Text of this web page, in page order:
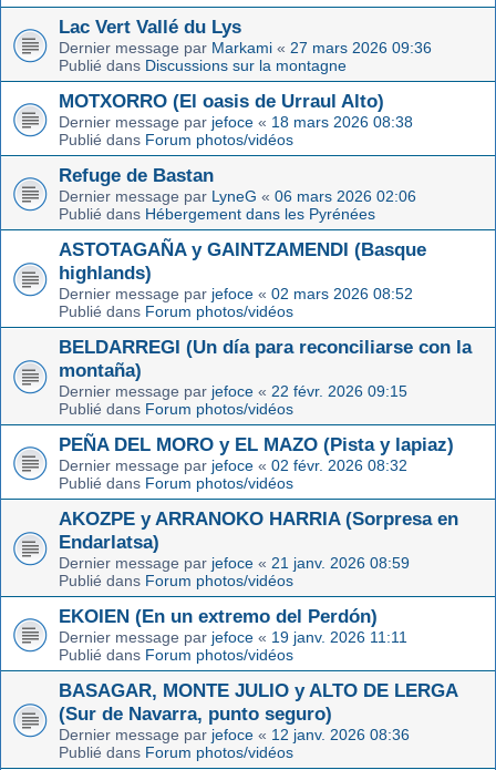
Lac Vert Vallé du Lys
Dernier message par Markami « 27 mars 2026 09:36
Publié dans Discussions sur la montagne
MOTXORRO (El oasis de Urraul Alto)
Dernier message par jefoce « 18 mars 2026 08:38
Publié dans Forum photos/vidéos
Refuge de Bastan
Dernier message par LyneG « 06 mars 2026 02:06
Publié dans Hébergement dans les Pyrénées
ASTOTAGAÑA y GAINTZAMENDI (Basque
highlands)
Dernier message par jefoce « 02 mars 2026 08:52
Publié dans Forum photos/vidéos
BELDARREGI (Un día para reconciliarse con la
montaña)
Dernier message par jefoce « 22 févr. 2026 09:15
Publié dans Forum photos/vidéos
PEÑA DEL MORO y EL MAZO (Pista y lapiaz)
Dernier message par jefoce « 02 févr. 2026 08:32
Publié dans Forum photos/vidéos
AKOZPE y ARRANOKO HARRIA (Sorpresa en
Endarlatsa)
Dernier message par jefoce « 21 janv. 2026 08:59
Publié dans Forum photos/vidéos
EKOIEN (En un extremo del Perdón)
Dernier message par jefoce « 19 janv. 2026 11:11
Publié dans Forum photos/vidéos
BASAGAR, MONTE JULIO y ALTO DE LERGA
(Sur de Navarra, punto seguro)
Dernier message par jefoce « 12 janv. 2026 08:36
Publié dans Forum photos/vidéos